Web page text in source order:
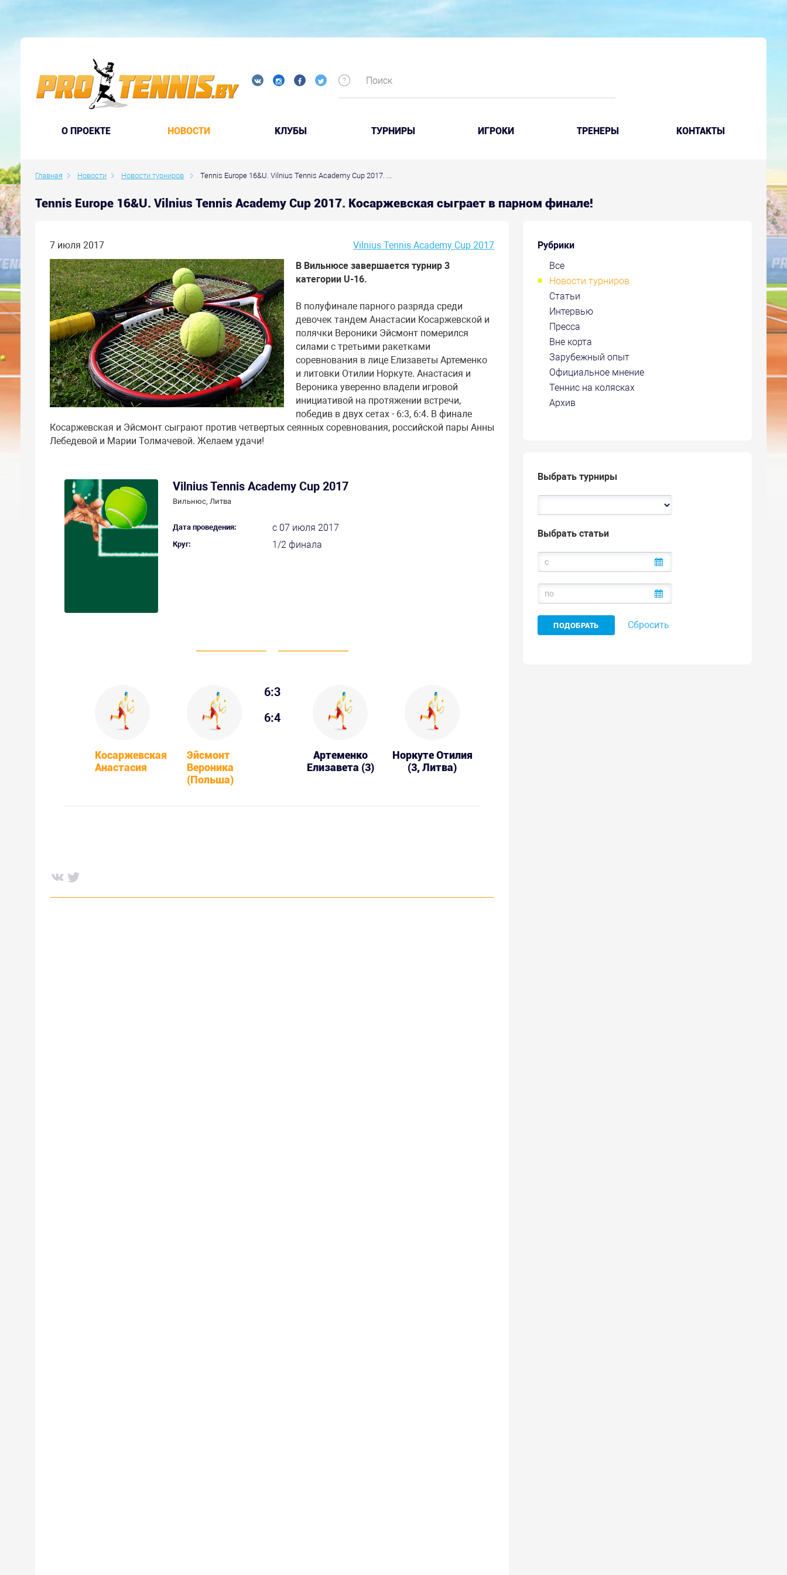
O ПРОЕКТЕ НОВОСТИ КЛУБЫ ТУРНИРЫ ИГРОКИ ТРЕНЕРЫ КОНТАКТЫ
Главная Новости Новости турниров Tennis Europe 16&U. Vilnius Tennis Academy Cup 2017. ...
Tennis Europe 16&U. Vilnius Tennis Academy Cup 2017. Косаржевская сыграет в парном финале!
Рубрики
Все
Новости турниров
Статьи
Интервью
Пресса
Вне корта
Зарубежный опыт
Официальное мнение
Теннис на колясках
Архив
Выбрать турниры
Выбрать статьи
Сбросить
7 июля 2017
Vilnius Tennis Academy Cup 2017
В Вильнюсе завершается турнир 3
категории U-16.
В полуфинале парного разряда среди
девочек тандем Анастасии Косаржевской и
полячки Вероники Эйсмонт померился
силами с третьими ракетками
соревнования в лице Елизаветы Артеменко
и литовки Отилии Норкуте. Анастасия и
Вероника уверенно владели игровой
инициативой на протяжении встречи,
победив в двух сетах - 6:3, 6:4. В финале
Косаржевская и Эйсмонт сыграют против четвертых сеянных соревнования, российской пары Анны
Лебедевой и Марии Толмачевой. Желаем удачи!
Vilnius Tennis Academy Cup 2017
Вильнюс, Литва
Дата проведения: с 07 июля 2017
Круг: 1/2 финала
Косаржевская
Анастасия
Эйсмонт
Вероника
(Польша)
6:3
6:4
Артеменко
Елизавета (3)
Норкуте Отилия
(3, Литва)